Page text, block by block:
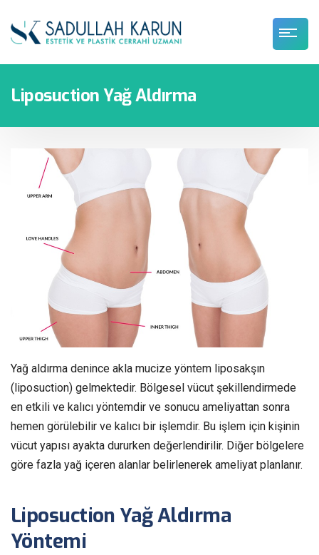
Liposuction Yağ Aldırma
Yağ aldırma denince akla mucize yöntem liposakşın
(liposuction) gelmektedir. Bölgesel vücut şekillendirmede
en etkili ve kalıcı yöntemdir ve sonucu ameliyattan sonra
hemen görülebilir ve kalıcı bir işlemdir. Bu işlem için kişinin
vücut yapısı ayakta dururken değerlendirilir. Diğer bölgelere
göre fazla yağ içeren alanlar belirlenerek ameliyat planlanır.
Liposuction Yağ Aldırma
Yöntemi